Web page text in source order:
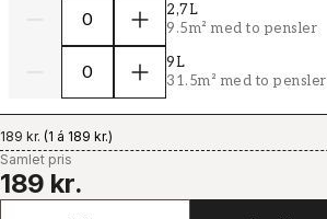
2,7L
9.5m² med to pensler
9L
31.5m² med to pensler
189 kr. (1 á 189 kr.)
Samlet pris
189 kr.